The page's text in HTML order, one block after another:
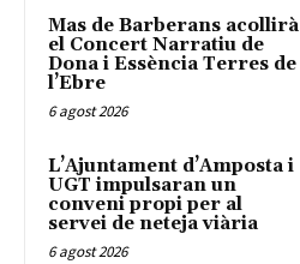
Mas de Barberans acollirà
el Concert Narratiu de
Dona i Essència Terres de
l’Ebre
6 agost 2026
L’Ajuntament d’Amposta i
UGT impulsaran un
conveni propi per al
servei de neteja viària
6 agost 2026